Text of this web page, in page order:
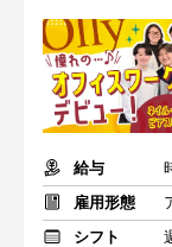
給与
雇用形態
シフト